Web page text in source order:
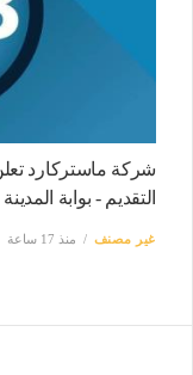
شركة ماستركارد
التقديم - بوابة
غير مصنف منذ 17 ساعة